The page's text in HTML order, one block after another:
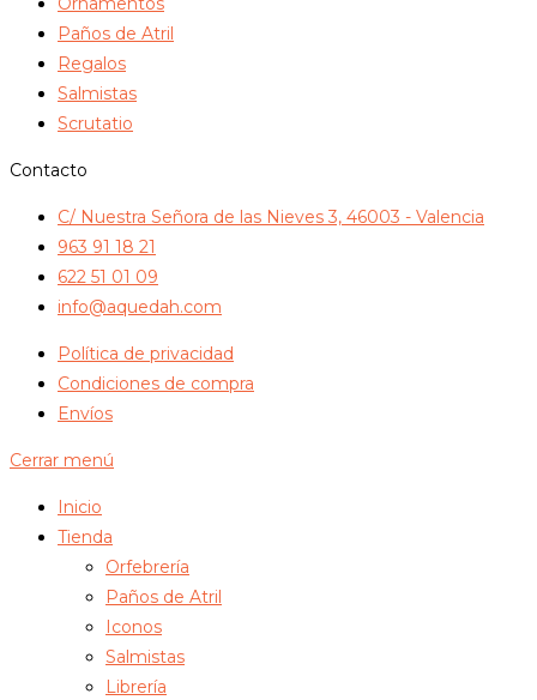
Paños de Atril
Regalos
Salmistas
Scrutatio
Contacto
C/ Nuestra Señora de las Nieves 3, 46003 - Valencia
963 91 18 21
622 51 01 09
info@aquedah.com
Política de privacidad
Condiciones de compra
Envíos
Cerrar menú
Inicio
Tienda
Orfebrería
Paños de Atril
Iconos
Salmistas
Librería